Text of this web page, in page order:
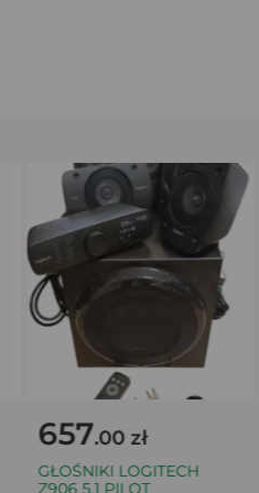
657.00 zł
GŁOŚNIKI LOGITECH
Z906 5.1 PILOT